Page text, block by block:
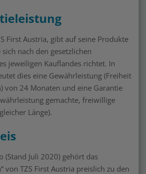
First Austria, gibt auf seine Produkte
nach den gesetzlichen
jeweiligen Kauflandes richtet. In
dies eine Gewährleistung (Freiheit
von 24 Monaten und eine Garantie
gemachte, freiwillige
Länge).
(Stand Juli 2020) gehört das
von TZS First Austria preislich zu den